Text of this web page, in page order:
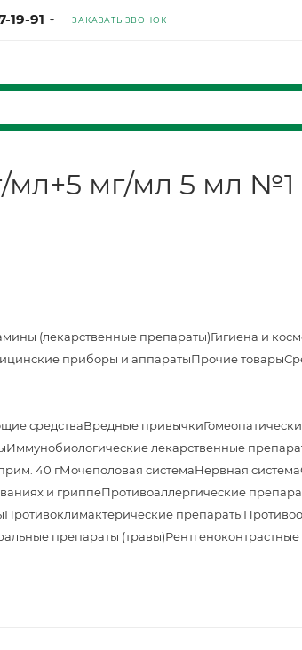
19-91 ЗАКАЗАТЬ ЗВОНОК
мл+5 мг/мл 5 мл
(лекарственные препараты)Гигиена и
приборы и аппаратыПрочие товары
средстваВредные привычки
Иммунобиологические лекарственные
40 гМочеполовая системаНервная система
и гриппеПротивоаллергические
Противоклимактерические препараты
препараты (травы)